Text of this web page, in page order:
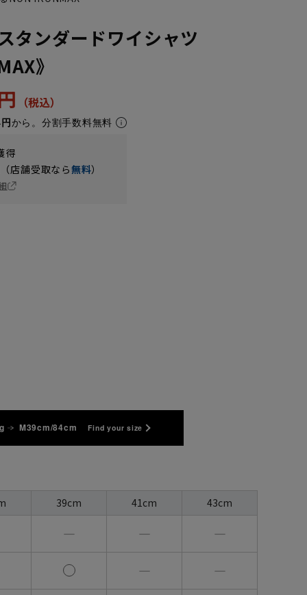
タンダードワイシャツ
》
から。分割手数料無料
得
店舗受取なら無料）
M39cm/84cm Find your size
39cm 41cm 43cm
― ― ―
― ―